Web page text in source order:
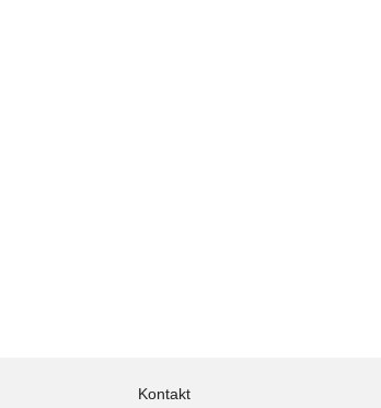
Kontakt